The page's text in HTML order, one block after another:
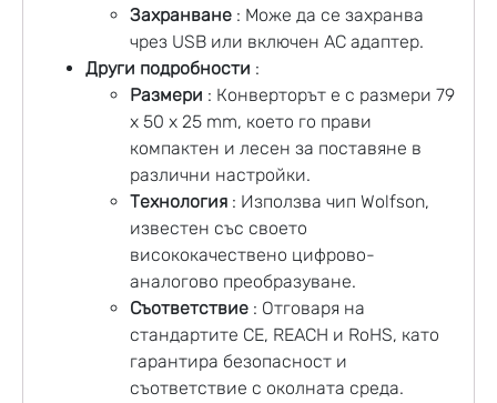
Захранване : Може да се захранва
чрез USB или включен AC адаптер.
Други подробности :
Размери : Конверторът е с размери 79
x 50 x 25 mm, което го прави
компактен и лесен за поставяне в
различни настройки.
Технология : Използва чип Wolfson,
известен със своето
висококачествено цифрово-
аналогово преобразуване.
Съответствие : Отговаря на
стандартите CE, REACH и RoHS, като
гарантира безопасност и
съответствие с околната среда.